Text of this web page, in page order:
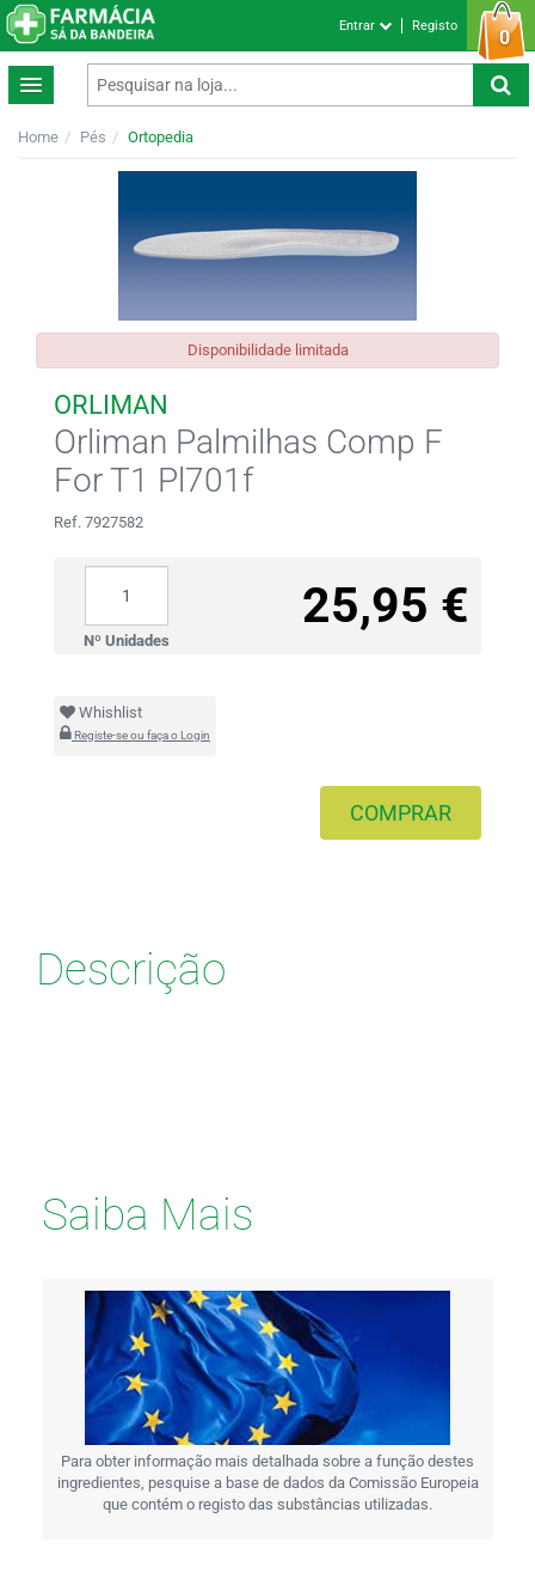
0
Entrar Registo
Home Pés Ortopedia
Disponibilidade limitada
ORLIMAN
Orliman Palmilhas Comp F
For T1 Pl701f
Ref. 7927582
25,95 €
Nº Unidades
Whishlist
Registe-se ou faça o Login
COMPRAR
Descrição
Saiba Mais
Para obter informação mais detalhada sobre a função destes
ingredientes, pesquise a base de dados da Comissão Europeia
que contém o registo das substâncias utilizadas.